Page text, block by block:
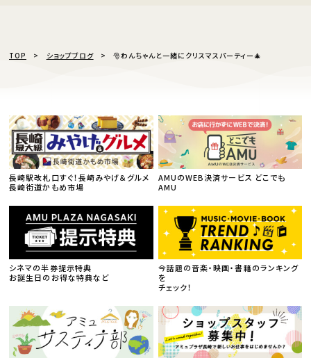
TOP ショップブログ 🎅わんちゃんと一緒にクリスマスパーティー🎄
長崎駅改札口すぐ！長崎みやげ＆グルメ
長崎街道かもめ市場
AMUのWEB決済サービス どこでも
AMU
シネマの半券提示特典
お誕生日のお得な特典など
今話題の音楽・映画・書籍のランキング
を
チェック！